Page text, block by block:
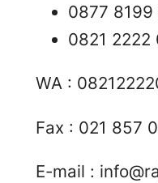
0877 8199
0821 2222
WA :
Fax : 021 857
E-mail :